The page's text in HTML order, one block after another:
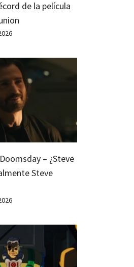
de la película
– ¿Steve
Steve